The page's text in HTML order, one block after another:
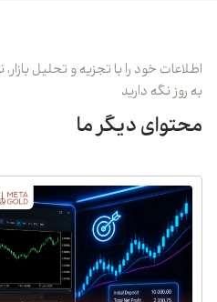
اطلاعات خود را با تجزیه و تحلیل
به روز نگه دارید
محتوای دیگر ما